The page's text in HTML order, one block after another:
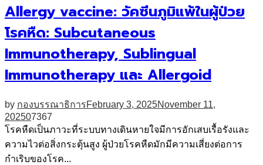
Allergy vaccine: วัคซีนภูมิแพ้ในผู้ป่วย
โรคหืด: Subcutaneous
Immunotherapy, Sublingual
Immunotherapy และ Allergoid
by กองบรรณาธิการFebruary 3, 2025November 11,
202507367
โรคหืดเป็นภาวะที่ระบบทางเดินหายใจมีการอักเสบเรื้อรังและ
ความไวต่อสิ่งกระตุ้นสูง ผู้ป่วยโรคหืดมักมีความเสี่ยงต่อการ
กำเริบของโรค...